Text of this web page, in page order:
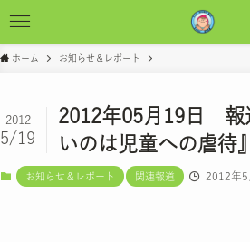
ホーム お知らせ＆レポート
2012年05月19日
いのは児童への虐待』
2012
5/19
お知らせ＆レポート 関連報道 2012年5